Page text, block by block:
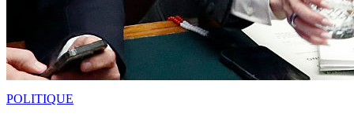
POLITIQUE